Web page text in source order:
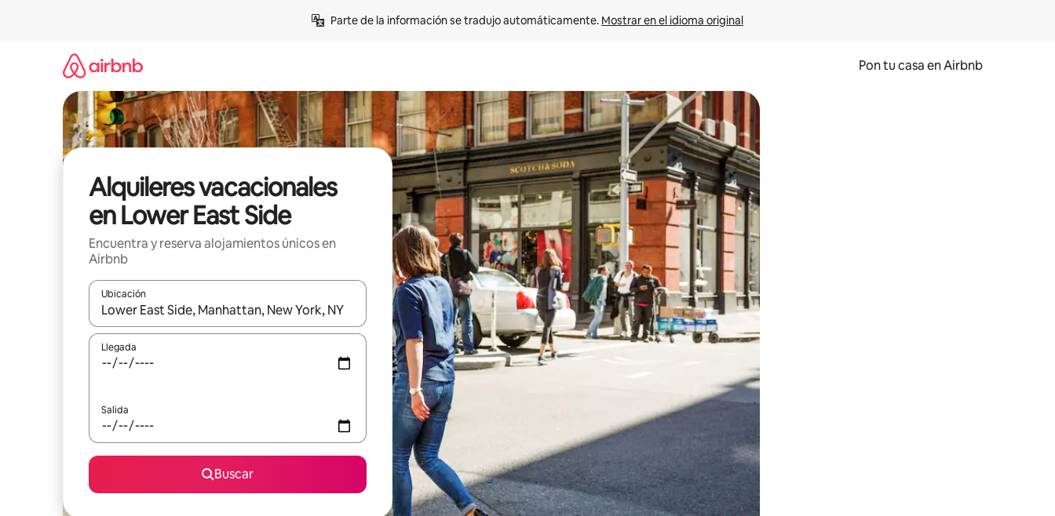
Parte de la información se tradujo automáticamente. Mostrar en el idioma original
Pon tu casa en Airbnb
Alquileres vacacionales
en Lower East Side
Encuentra y reserva alojamientos únicos en
Airbnb
Ubicación
Cuando los resultados estén disponibles, navega con las teclas de flecha hacia arriba y hacia abajo o explora con el tacto o desliza el dedo.
Llegada
Salida
Buscar